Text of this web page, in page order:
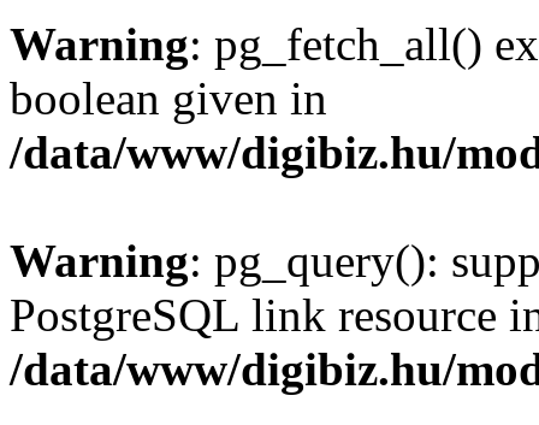
Warning: pg_fetch_all()
boolean given in
/data/www/digibiz.hu/
Warning: pg_query():
PostgreSQL link resource
/data/www/digibiz.hu/